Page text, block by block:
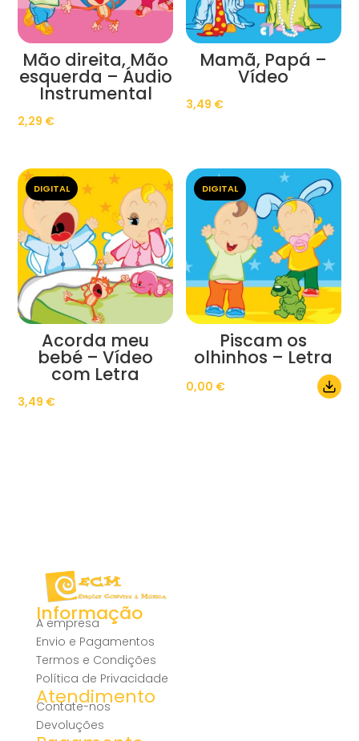
Mão direita, Mão
esquerda – Áudio
Instrumental
2,29 €
Mamã, Papá –
Vídeo
3,49 €
DIGITAL
Acorda meu
bebé – Vídeo
com Letra
3,49 €
DIGITAL
Piscam os
olhinhos – Letra
0,00 €
Informação
A empresa
Envio e Pagamentos
Termos e Condições
Política de Privacidade
Atendimento
Contate-nos
Devoluções